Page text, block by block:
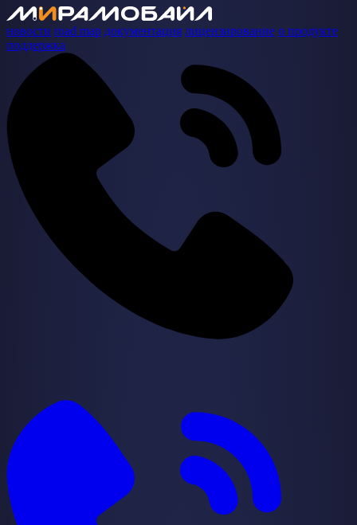
новости road map документация лицензирование о продукте
поддержка